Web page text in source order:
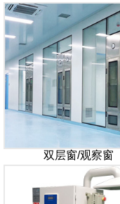
双层窗/观察窗